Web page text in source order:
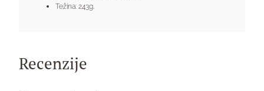
Težina: 243g.
Recenzije